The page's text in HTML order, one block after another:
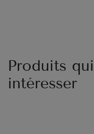
Produits
intéresser